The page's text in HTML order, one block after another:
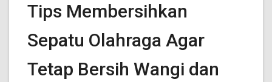
Tips Membersihkan
Sepatu Olahraga Agar
Tetap Bersih Wangi dan